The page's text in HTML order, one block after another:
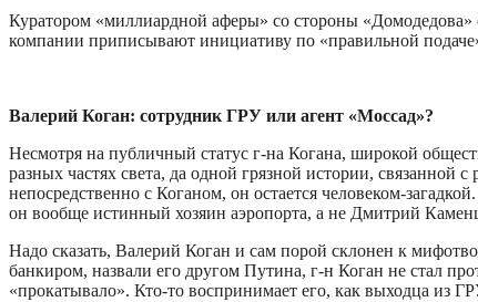
Куратором «миллиардной аферы» со стороны «Домодедова»
компании приписывают инициативу по «правильной
Валерий Коган: сотрудник ГРУ или агент «Моссад»?
Несмотря на публичный статус г-на Когана, широкой
разных частях света, да одной грязной истории,
непосредственно с Коганом, он остается человеком-
он вообще истинный хозяин аэропорта, а не Дмитрий
Надо сказать, Валерий Коган и сам порой склонен к
банкиром, назвали его другом Путина, г-н Коган не стал
«прокатывало». Кто-то воспринимает его, как выходца из